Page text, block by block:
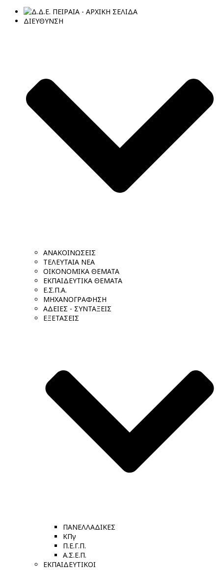
ΔΙΕΥΘΥΝΣΗ
ΑΝΑΚΟΙΝΩΣΕΙΣ
ΤΕΛΕΥΤΑΙΑ ΝΕΑ
ΟΙΚΟΝΟΜΙΚΑ ΘΕΜΑΤΑ
ΕΚΠΑΙΔΕΥΤΙΚΑ ΘΕΜΑΤΑ
Ε.Σ.Π.Α.
ΜΗΧΑΝΟΓΡΑΦΗΣΗ
ΑΔΕΙΕΣ - ΣΥΝΤΑΞΕΙΣ
ΕΞΕΤΑΣΕΙΣ
ΠΑΝΕΛΛΑΔΙΚΕΣ
ΚΠγ
Π.Ε.Γ.Π.
Α.Σ.Ε.Π.
ΕΚΠΑΙΔΕΥΤΙΚΟΙ